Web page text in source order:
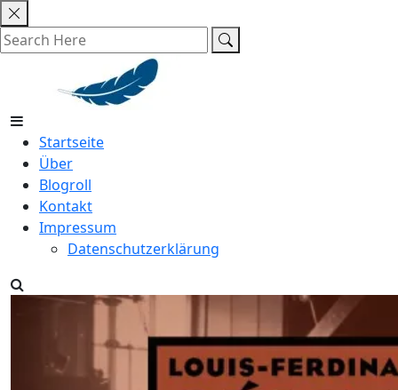
Skip
to
content
Startseite
Über
Blogroll
Kontakt
Impressum
Datenschutzerklärung